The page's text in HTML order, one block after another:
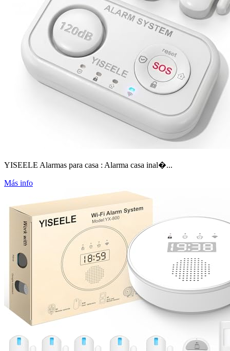
YISEELE Alarmas para casa : Alarma casa inal�...
Más info